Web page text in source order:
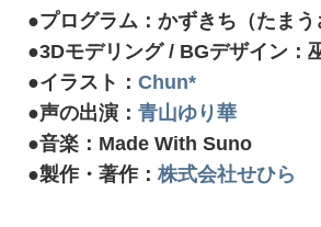
●プログラム：かずきち（たまう
●3Dモデリング / BGデザイン：
●イラスト： Chun*
●声の出演： 青山ゆり華
●音楽：Made With Suno
●製作・著作： 株式会社せひら